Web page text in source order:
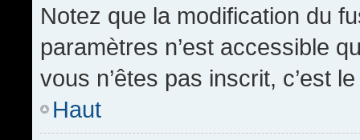
Notez que la modification du
paramètres n’est accessible
vous n’êtes pas inscrit, c’est
Haut